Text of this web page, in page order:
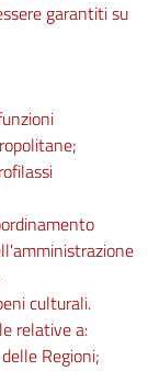
garantiti su
culturali.
relative a:
Regioni;